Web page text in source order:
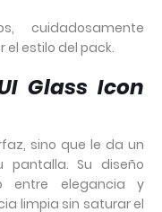
cuidadosamente
estilo del pack.
Glass Icon
sino que le da un
Su diseño
entre elegancia y
limpia sin saturar el